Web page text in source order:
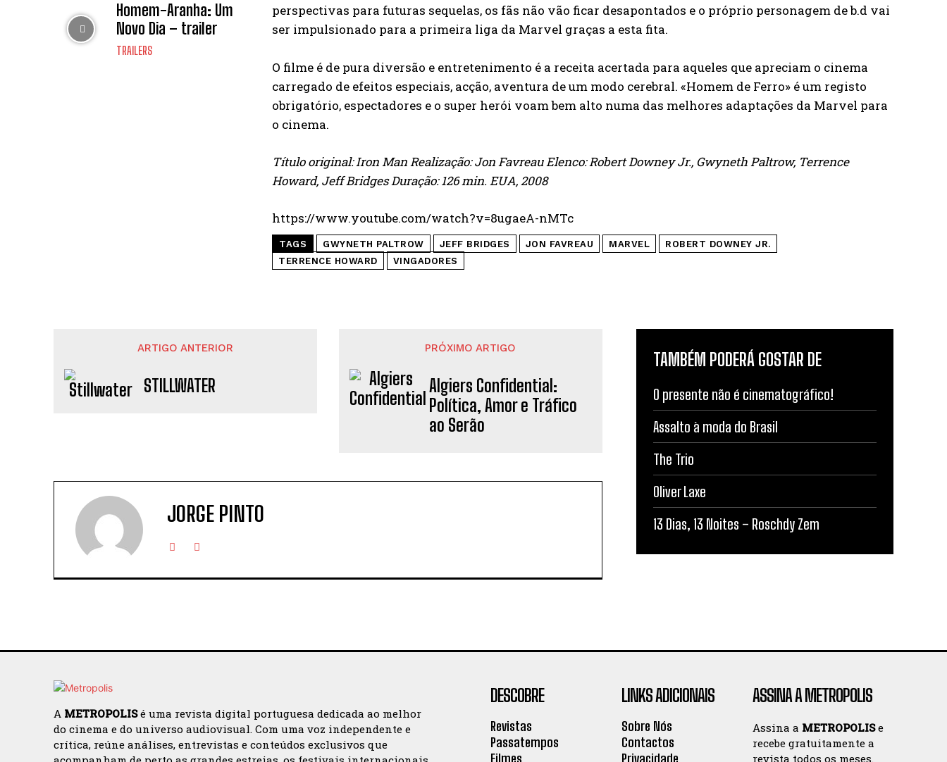
Homem-Aranha: Um
Novo Dia – trailer
TRAILERS
perspectivas para futuras sequelas, os fãs não vão ficar desapontados e o próprio personagem de b.d vai
ser impulsionado para a primeira liga da Marvel graças a esta fita.
O filme é de pura diversão e entretenimento é a receita acertada para aqueles que apreciam o cinema
carregado de efeitos especiais, acção, aventura de um modo cerebral. «Homem de Ferro» é um registo
obrigatório, espectadores e o super herói voam bem alto numa das melhores adaptações da Marvel para
o cinema.
Título original: Iron Man Realização: Jon Favreau Elenco: Robert Downey Jr., Gwyneth Paltrow, Terrence
Howard, Jeff Bridges Duração: 126 min. EUA, 2008
https://www.youtube.com/watch?v=8ugaeA-nMTc
TAGS GWYNETH PALTROW JEFF BRIDGES JON FAVREAU MARVEL
ROBERT DOWNEY JR.
TERRENCE HOWARD
VINGADORES
ARTIGO ANTERIOR
STILLWATER
PRÓXIMO ARTIGO
Algiers Confidential:
Política, Amor e Tráfico
ao Serão
JORGE PINTO
TAMBÉM PODERÁ GOSTAR DE
O presente não é cinematográfico!
Assalto à moda do Brasil
The Trio
Oliver Laxe
13 Dias, 13 Noites – Roschdy Zem
A METROPOLISé uma revista digital portuguesa dedicada ao melhor
do cinema e do universo audiovisual. Com uma voz independente e
crítica, reúne análises, entrevistas e conteúdos exclusivos que
DESCOBRE
Revistas
Passatempos
Filmes
LINKS ADICIONAIS
Sobre Nós
Contactos
Privacidade
ASSINA A METROPOLIS
Assina a METROPOLISe
recebe gratuitamente a
revista todos os meses.